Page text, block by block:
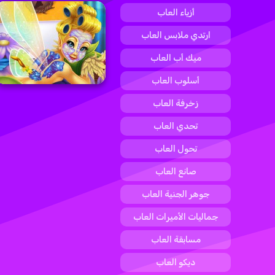
أزياء العاب
ارتدي ملابس العاب
ميك أب العاب
أسلوب العاب
زخرفة العاب
تحدي العاب
تحول العاب
صانع العاب
جوهر الجنية العاب
جماليات الأميرات العاب
مسابقة العاب
ديكو العاب